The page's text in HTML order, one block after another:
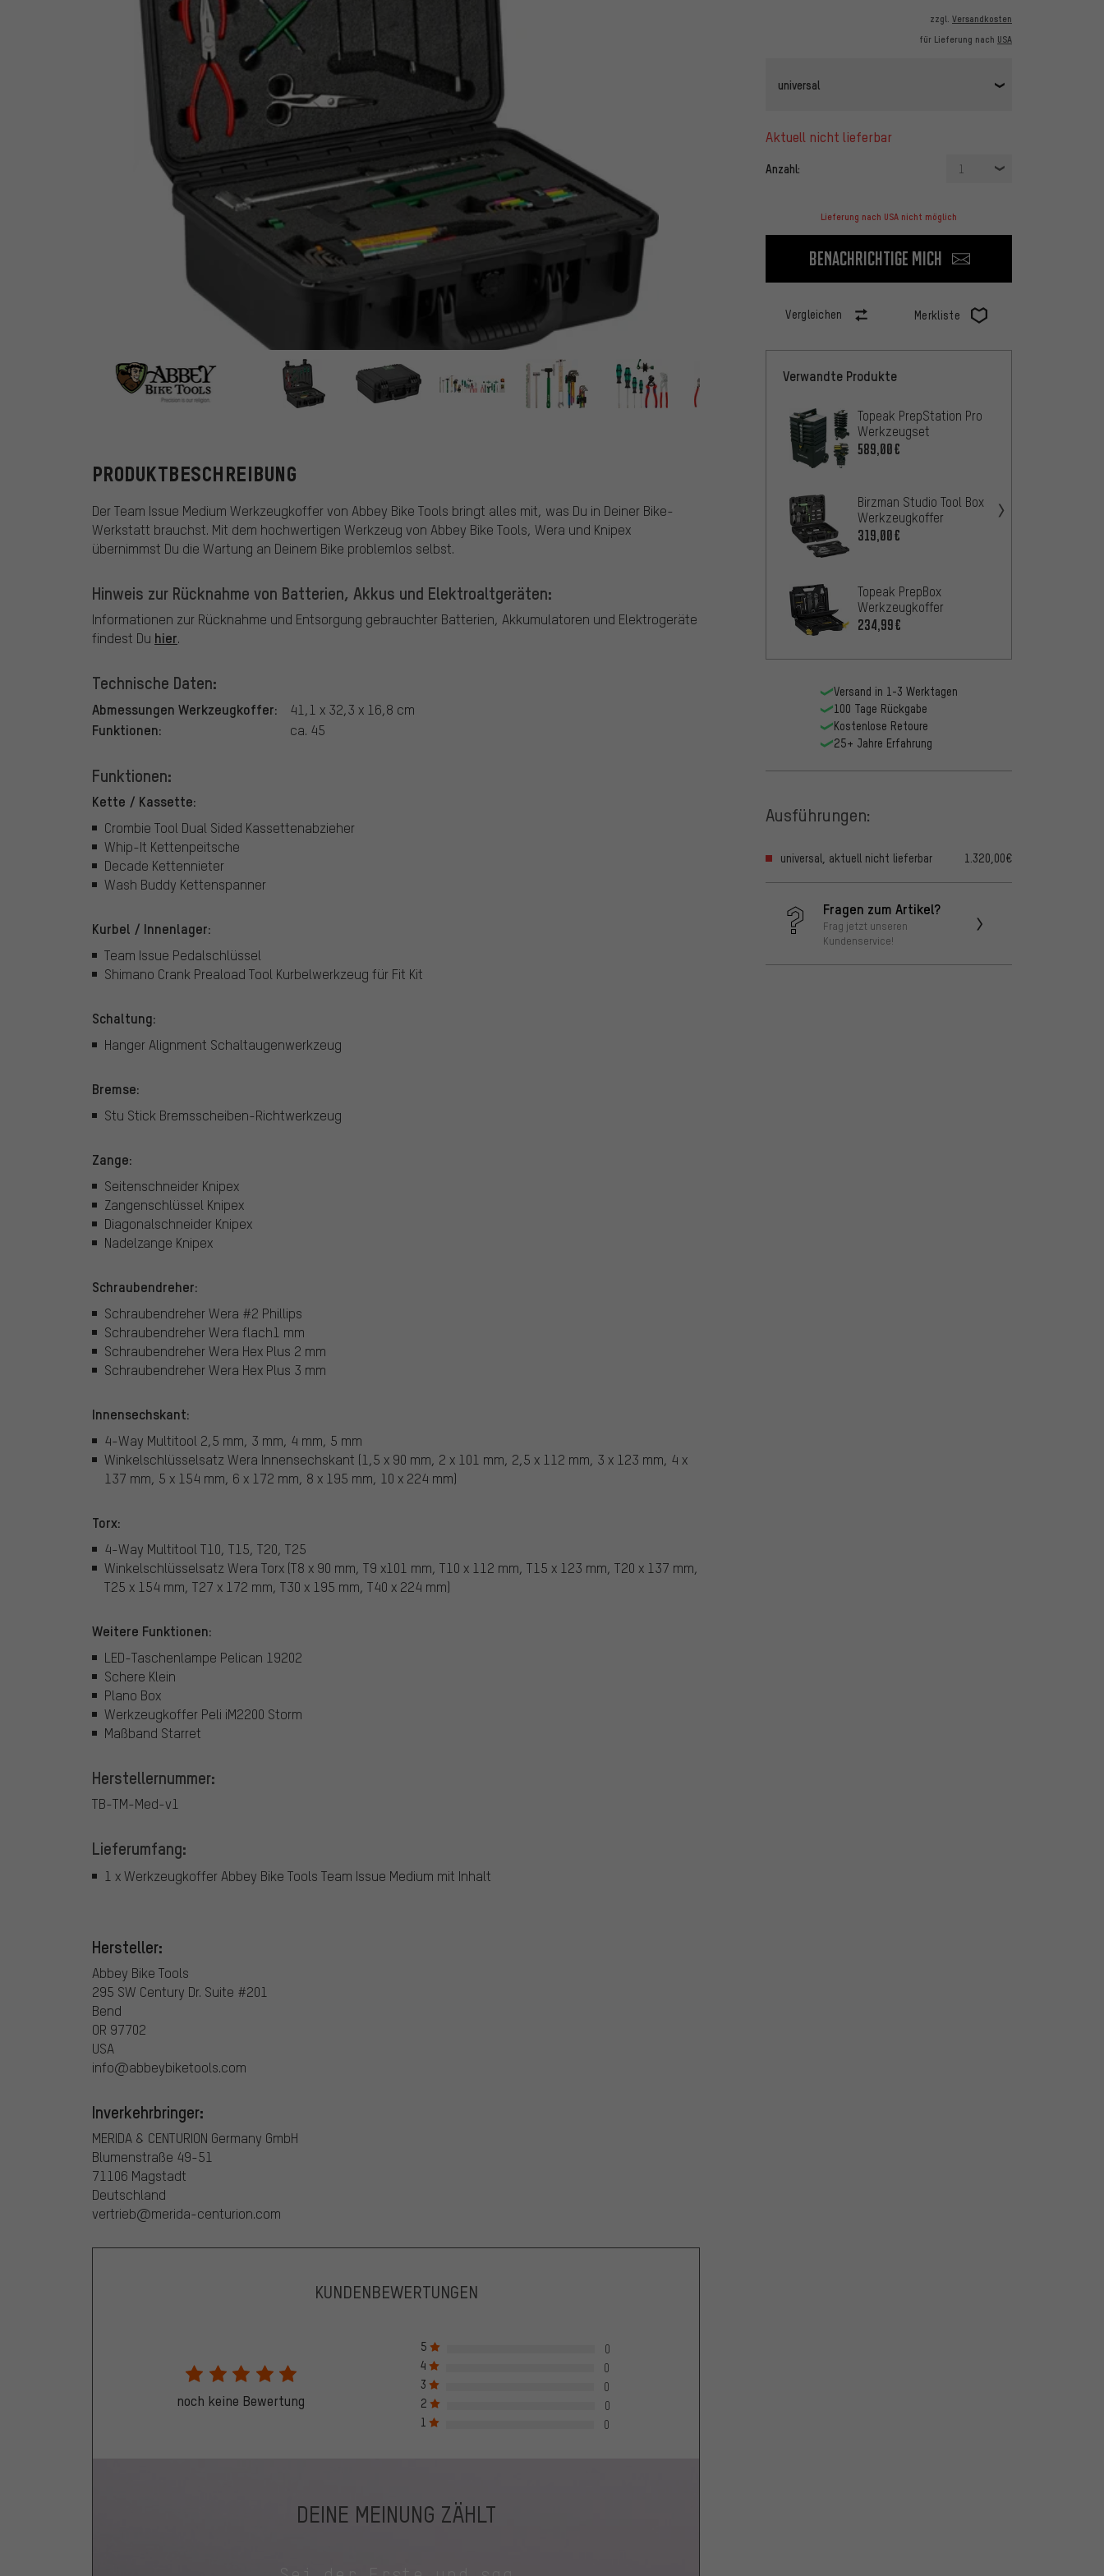
zzgl. Versandkosten
für Lieferung nach USA
universal
aktuell nicht lieferbar
Anzahl: 1
Lieferung nach USA nicht möglich
Benachrichtige mich
Vergleichen Merkliste
Abbey Bike Tools
PRODUKTBESCHREIBUNG
Der Team Issue Medium Werkzeugkoffer von Abbey Bike Tools bringt alles mit, was Du in Deiner Bike-
Werkstatt brauchst. Mit dem hochwertigen Werkzeug von Abbey Bike Tools, Wera und Knipex
übernimmst Du die Wartung an Deinem Bike problemlos selbst.
Hinweis zur Rücknahme von Batterien, Akkus und Elektroaltgeräten:
Informationen zur Rücknahme und Entsorgung gebrauchter Batterien, Akkumulatoren und Elektrogeräte
findest Du hier.
Technische Daten:
Abmessungen Werkzeugkoffer: 41,1 x 32,3 x 16,8 cm
Funktionen: ca. 45
Funktionen:
Kette / Kassette:
Crombie Tool Dual Sided Kassettenabzieher
Whip-It Kettenpeitsche
Decade Kettennieter
Wash Buddy Kettenspanner
Kurbel / Innenlager:
Team Issue Pedalschlüssel
Shimano Crank Preaload Tool Kurbelwerkzeug für Fit Kit
Schaltung:
Hanger Alignment Schaltaugenwerkzeug
Bremse:
Stu Stick Bremsscheiben-Richtwerkzeug
Zange:
Seitenschneider Knipex
Zangenschlüssel Knipex
Diagonalschneider Knipex
Nadelzange Knipex
Schraubendreher:
Schraubendreher Wera #2 Phillips
Schraubendreher Wera flach1 mm
Schraubendreher Wera Hex Plus 2 mm
Schraubendreher Wera Hex Plus 3 mm
Innensechskant:
4-Way Multitool 2,5 mm, 3 mm, 4 mm, 5 mm
Winkelschlüsselsatz Wera Innensechskant (1,5 x 90 mm, 2 x 101 mm, 2,5 x 112 mm, 3 x 123 mm, 4 x
137 mm, 5 x 154 mm, 6 x 172 mm, 8 x 195 mm, 10 x 224 mm)
Torx:
4-Way Multitool T10, T15, T20, T25
Winkelschlüsselsatz Wera Torx (T8 x 90 mm, T9 x101 mm, T10 x 112 mm, T15 x 123 mm, T20 x 137 mm,
T25 x 154 mm, T27 x 172 mm, T30 x 195 mm, T40 x 224 mm)
Weitere Funktionen:
LED-Taschenlampe Pelican 19202
Schere Klein
Plano Box
Werkzeugkoffer Peli iM2200 Storm
Maßband Starret
Herstellernummer:
TB-TM-Med-v1
Lieferumfang:
1 x Werkzeugkoffer Abbey Bike Tools Team Issue Medium mit Inhalt
Hersteller:
Abbey Bike Tools
295 SW Century Dr. Suite #201
Bend
OR 97702
USA
info@abbeybiketools.com
Inverkehrbringer:
MERIDA & CENTURION Germany GmbH
Blumenstraße 49-51
71106 Magstadt
Deutschland
vertrieb@merida-centurion.com
Verwandte Produkte
Topeak PrepStation Pro
Werkzeugset
589,00€
Birzman Studio Tool Box
Werkzeugkoffer
319,00€
Topeak PrepBox
Werkzeugkoffer
234,99€
Versand in 1-3 Werktagen
100 Tage Rückgabe
Kostenlose Retoure
25+ Jahre Erfahrung
Ausführungen:
universal, aktuell nicht lieferbar 1.320,00€
Fragen zum Artikel?
Frag jetzt unseren
Kundenservice!
KUNDENBEWERTUNGEN
noch keine Bewertung
5
0
4
0
3
0
2
0
1
0
DEINE MEINUNG ZÄHLT